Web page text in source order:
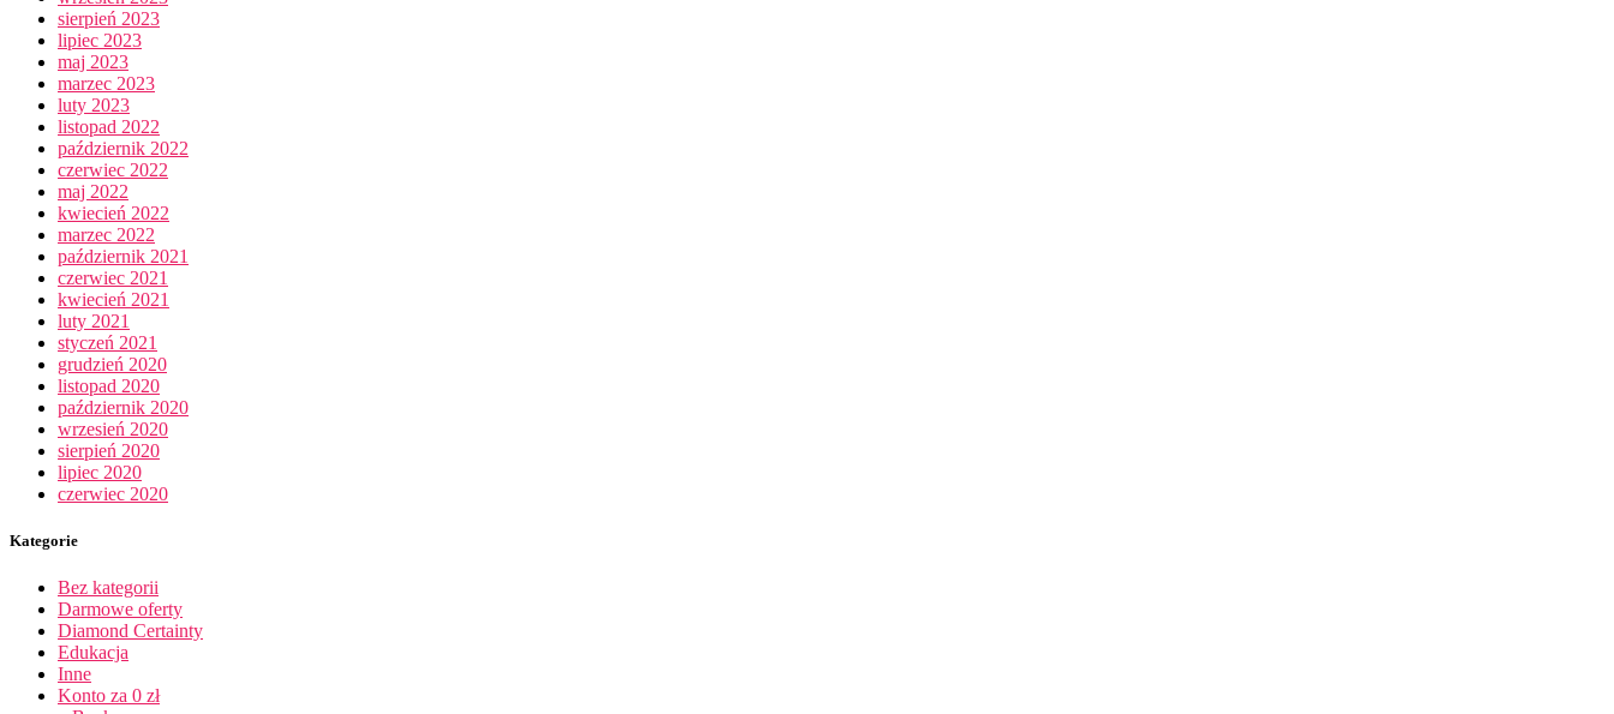
sierpień 2023
lipiec 2023
maj 2023
marzec 2023
luty 2023
listopad 2022
październik 2022
czerwiec 2022
maj 2022
kwiecień 2022
marzec 2022
październik 2021
czerwiec 2021
kwiecień 2021
luty 2021
styczeń 2021
grudzień 2020
listopad 2020
październik 2020
wrzesień 2020
sierpień 2020
lipiec 2020
czerwiec 2020
Kategorie
Bez kategorii
Darmowe oferty
Diamond Certainty
Edukacja
Inne
Konto za 0 zł